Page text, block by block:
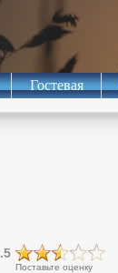
Гостевая
Поставьте оценку